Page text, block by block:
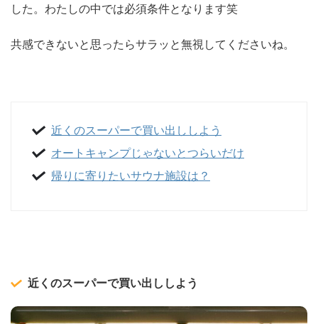
した。わたしの中では必須条件となります笑
共感できないと思ったらサラッと無視してくださいね。
近くのスーパーで買い出ししよう
オートキャンプじゃないとつらいだけ
帰りに寄りたいサウナ施設は？
近くのスーパーで買い出ししよう